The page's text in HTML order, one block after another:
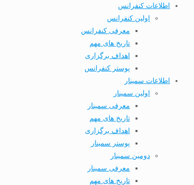
اطلاعات کنفرانس
اولین کنفرانس
معرفی کنفرانس
تاریخ های مهم
اهداف برگزاری
پوستر کنفرانس
اطلاعات سمینار
اولین سمینار
معرفی سمینار
تاریخ های مهم
اهداف برگزاری
پوستر سمینار
دومین سمینار
معرفی سمینار
تاریخ های مهم